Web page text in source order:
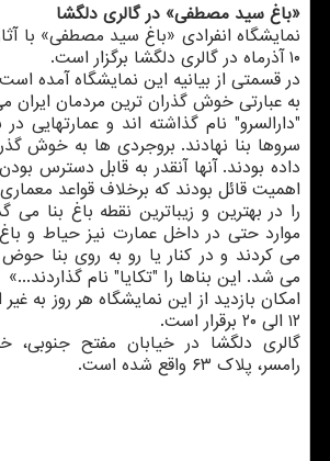
«باغ سید مصطفی» در گالری دلگشا
نمایشگاه انفرادی «باغ سید مصطفی» با آثاری
۱۰ آذرماه در گالری دلگشا برگزار است.
در قسمتی از بیانیه این نمایشگاه آمده
به عبارتی خوش گذران ترین مردمان ایران
"دارالسرو" نام گذاشته اند و عمارتهایی
سروها بنا نهادند. بروجردی ها به خوش
داده بودند. آنها آنقدر به قابل دسترس
اهمیت قائل بودند که برخلاف قواعد
را در بهترین و زیباترین نقطه باغ بنا
موارد حتی در داخل عمارت نیز حیاط و
می کردند و در کنار یا رو به روی بنا
می شد. این بناها را "تکایا" نام گذاردند...»
امکان بازدید از این نمایشگاه هر روز به
۱۲ الی ۲۰ برقرار است.
گالری دلگشا در خیابان مفتح جنوبی،
رامسر، پلاک ۶۳ واقع شده است.